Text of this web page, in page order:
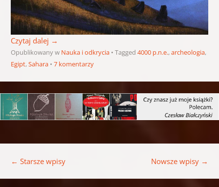
Czytaj dalej →
Opublikowany w Nauka i odkrycia Tagged 4000 p.n.e.,archeologia,
Egipt,Sahara 7 komentarzy
← Starsze wpisy Nowsze wpisy →